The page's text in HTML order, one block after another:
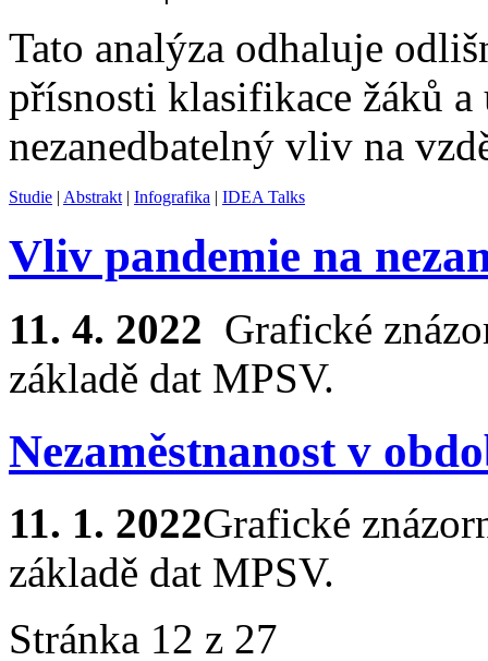
Tato analýza odhaluje
přísnosti klasifikace žáků
nezanedbatelný vliv na
Studie | Abstrakt | Infografika | IDEA Talks
Vliv pandemie na
11. 4. 2022 Grafické
základě dat MPSV.
Nezaměstnanost v
11. 1. 2022Grafické
základě dat MPSV.
Stránka 12 z 27